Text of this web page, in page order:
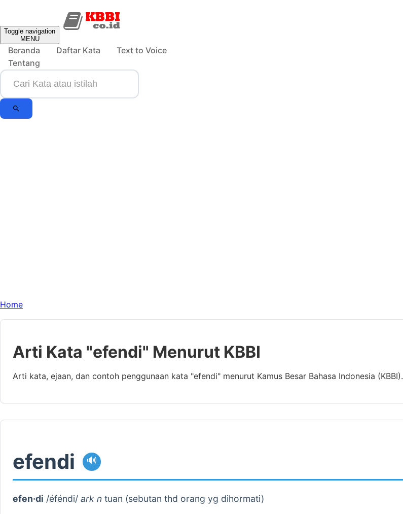
Toggle navigation
MENU
Beranda Daftar Kata
Text to Voice
Tentang
Home
Arti Kata "efendi" Menurut KBBI
Arti kata, ejaan, dan contoh penggunaan kata "efendi" menurut Kamus Besar Bahasa Indonesia (KBBI).
efendi 🔊
efen·di /éféndi/ ark n tuan (sebutan thd orang yg dihormati)